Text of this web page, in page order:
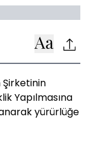
Şirketinin
Yapılmasına
yürürlüğe